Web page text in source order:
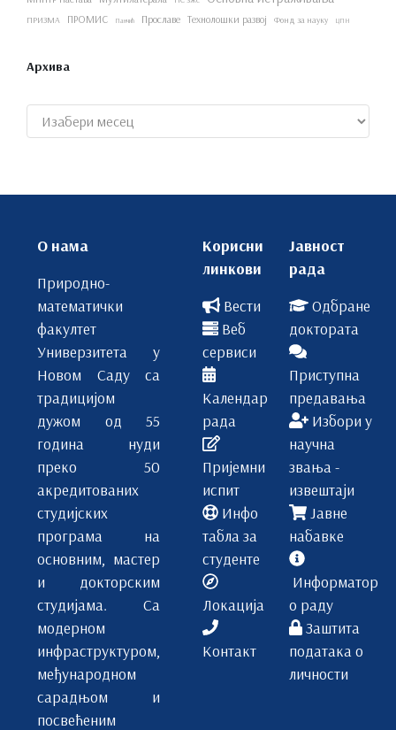
ПРИЗМА ПРОМИС Панчић Прославе Технолошки развој Фонд за науку ЦПН
Архива
О нама
Природно-
математички
факултет
Универзитета у
Новом Саду са
традицијом
дужом од 55
година нуди
преко 50
акредитованих
студијских
програма на
основним, мастер
и докторским
студијама. Са
модерном
инфраструктуром,
међународном
сарадњом и
посвећеним
Корисни
линкови
Вести
Веб
сервиси
Календар
рада
Пријемни
испит
Инфо
табла за
студенте
Локација
Контакт
Јавност
рада
Одбране
доктората
Приступна
предавања
Избори у
научна
звања -
извештаји
Јавне
набавке
Информатор
о раду
Заштита
података о
личности